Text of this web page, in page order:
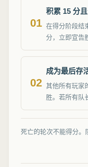
01
积累 15 分
在得分阶段结
分，立即宣告
02
成为最后存
其他所有玩家
胜。若所有队
死亡的轮次不能得分。